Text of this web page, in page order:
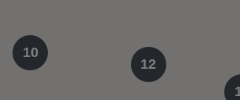
10
12